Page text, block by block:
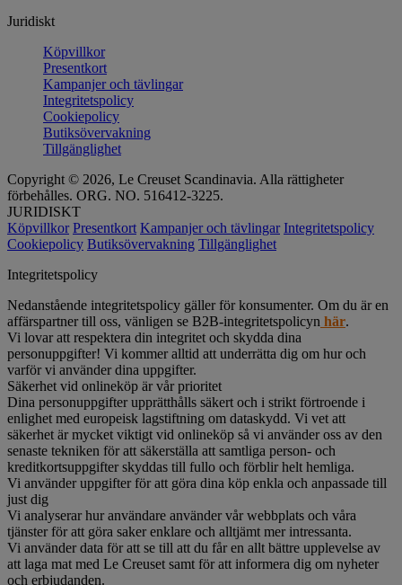
Juridiskt
Köpvillkor
Presentkort
Kampanjer och tävlingar
Integritetspolicy
Cookiepolicy
Butiksövervakning
Tillgänglighet
Copyright © 2026, Le Creuset Scandinavia. Alla rättigheter
förbehålles. ORG. NO. 516412-3225.
JURIDISKT
Köpvillkor Presentkort Kampanjer och tävlingar Integritetspolicy
Cookiepolicy Butiksövervakning Tillgänglighet
Integritetspolicy
Nedanstående integritetspolicy gäller för konsumenter. Om du är en
affärspartner till oss, vänligen se B2B-integritetspolicyn här.
Vi lovar att respektera din integritet och skydda dina
personuppgifter! Vi kommer alltid att underrätta dig om hur och
varför vi använder dina uppgifter.
Säkerhet vid onlineköp är vår prioritet
Dina personuppgifter upprätthålls säkert och i strikt förtroende i
enlighet med europeisk lagstiftning om dataskydd. Vi vet att
säkerhet är mycket viktigt vid onlineköp så vi använder oss av den
senaste tekniken för att säkerställa att samtliga person- och
kreditkortsuppgifter skyddas till fullo och förblir helt hemliga.
Vi använder uppgifter för att göra dina köp enkla och anpassade till
just dig
Vi analyserar hur användare använder vår webbplats och våra
tjänster för att göra saker enklare och alltjämt mer intressanta.
Vi använder data för att se till att du får en allt bättre upplevelse av
att laga mat med Le Creuset samt för att informera dig om nyheter
och erbjudanden.